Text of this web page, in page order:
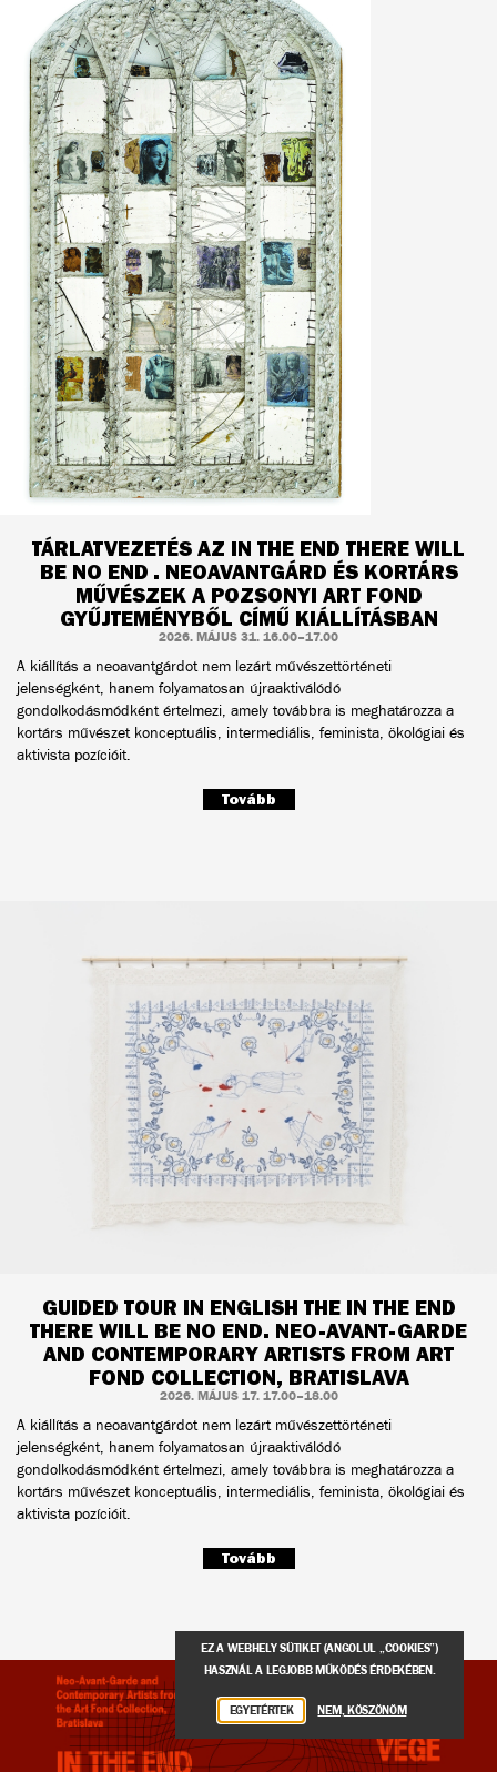
TÁRLATVEZETÉS AZ IN THE END THERE WILL
BE NO END . NEOAVANTGÁRD ÉS KORTÁRS
MŰVÉSZEK A POZSONYI ART FOND
GYŰJTEMÉNYBŐL CÍMŰ KIÁLLÍTÁSBAN
2026. MÁJUS 31. 16.00–17.00
A kiállítás a neoavantgárdot nem lezárt művészettörténeti
jelenségként, hanem folyamatosan újraaktiválódó
gondolkodásmódként értelmezi, amely továbbra is meghatározza a
kortárs művészet konceptuális, intermediális, feminista, ökológiai és
aktivista pozícióit.
Tovább
GUIDED TOUR IN ENGLISH THE IN THE END
THERE WILL BE NO END. NEO-AVANT-GARDE
AND CONTEMPORARY ARTISTS FROM ART
FOND COLLECTION, BRATISLAVA
2026. MÁJUS 17. 17.00–18.00
A kiállítás a neoavantgárdot nem lezárt művészettörténeti
jelenségként, hanem folyamatosan újraaktiválódó
gondolkodásmódként értelmezi, amely továbbra is meghatározza a
kortárs művészet konceptuális, intermediális, feminista, ökológiai és
aktivista pozícióit.
Tovább
EZ A WEBHELY SÜTIKET (ANGOLUL „COOKIES”)
HASZNÁL A LEGJOBB MŰKÖDÉS ÉRDEKÉBEN.
EGYETÉRTEK NEM, KÖSZÖNÖM